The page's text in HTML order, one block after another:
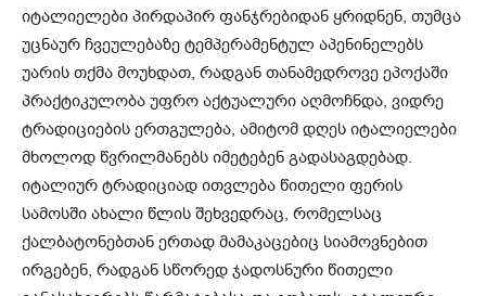
იტალიელები პირდაპირ ფანჯრებიდან ყრიდნენ, თუმცა
უცნაურ ჩვეულებაზე ტემპერამენტულ აპენინელებს
უარის თქმა მოუხდათ, რადგან თანამედროვე ეპოქაში
პრაქტიკულობა უფრო აქტუალური აღმოჩნდა, ვიდრე
ტრადიციების ერთგულება, ამიტომ დღეს იტალიელები
მხოლოდ წვრილმანებს იმეტებენ გადასაგდებად.
იტალიურ ტრადიციად ითვლება წითელი ფერის
სამოსში ახალი წლის შეხვედრაც, რომელსაც
ქალბატონებთან ერთად მამაკაცებიც სიამოვნებით
ირგებენ, რადგან სწორედ ჯადოსნური წითელი